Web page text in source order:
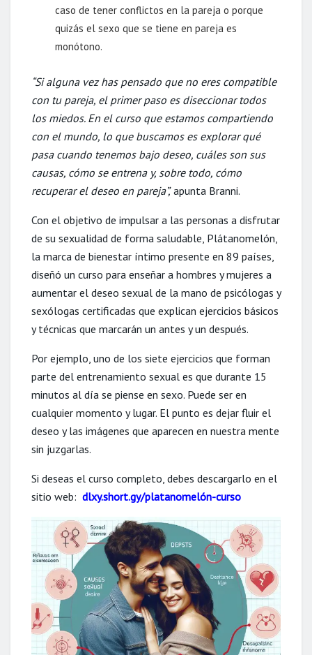
caso de tener conflictos en la pareja o porque
quizás el sexo que se tiene en pareja es
monótono.
“Si alguna vez has pensado que no eres compatible
con tu pareja, el primer paso es diseccionar todos
los miedos. En el curso que estamos compartiendo
con el mundo, lo que buscamos es explorar qué
pasa cuando tenemos bajo deseo, cuáles son sus
causas, cómo se entrena y, sobre todo, cómo
recuperar el deseo en pareja”,apunta Branni.
Con el objetivo de impulsar a las personas a disfrutar
de su sexualidad de forma saludable, Plátanomelón,
la marca de bienestar íntimo presente en 89 países,
diseñó un curso para enseñar a hombres y mujeres a
aumentar el deseo sexual de la mano de psicólogas y
sexólogas certificadas que explican ejercicios básicos
y técnicas que marcarán un antes y un después.
Por ejemplo, uno de los siete ejercicios que forman
parte del entrenamiento sexual es que durante 15
minutos al día se piense en sexo. Puede ser en
cualquier momento y lugar. El punto es dejar fluir el
deseo y las imágenes que aparecen en nuestra mente
sin juzgarlas.
Si deseas el curso completo, debes descargarlo en el
sitio web: dlxy.short.gy/platanomelón-curso